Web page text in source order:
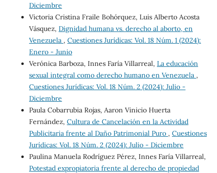
Diciembre
Victoria Cristina Fraile Bohórquez, Luis Alberto Acosta
Vásquez, Dignidad humana vs. derecho al aborto, en
Venezuela , Cuestiones Jurídicas: Vol. 18 Núm. 1 (2024):
Enero - Junio
Verónica Barboza, Innes Faría Villarreal, La educación
sexual integral como derecho humano en Venezuela ,
Cuestiones Jurídicas: Vol. 18 Núm. 2 (2024): Julio -
Diciembre
Paula Cobarrubia Rojas, Aaron Vinicio Huerta
Fernández, Cultura de Cancelación en la Actividad
Publicitaria frente al Daño Patrimonial Puro , Cuestiones
Jurídicas: Vol. 18 Núm. 2 (2024): Julio - Diciembre
Paulina Manuela Rodríguez Pérez, Innes Faría Villarreal,
Potestad expropiatoria frente al derecho de propiedad